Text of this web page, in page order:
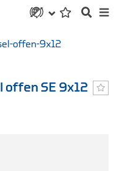
offen-9x12
offen SE 9x12